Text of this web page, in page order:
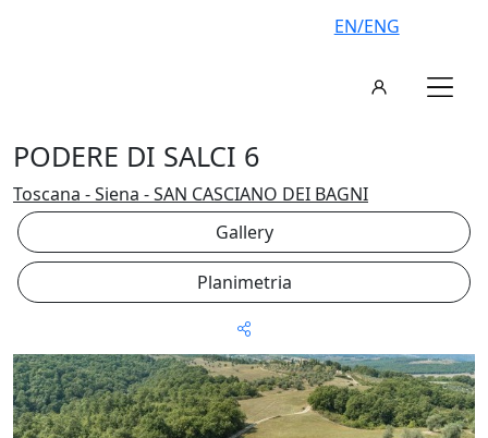
EN/ENG
PODERE DI SALCI 6
Toscana - Siena - SAN CASCIANO DEI BAGNI
Gallery
Planimetria